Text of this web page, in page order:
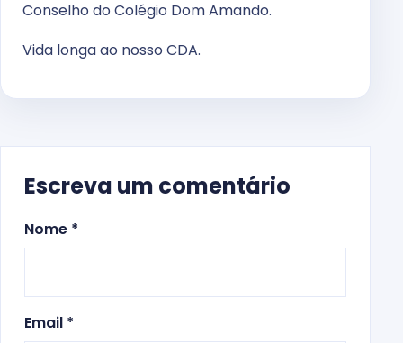
Conselho do Colégio Dom Amando.
Vida longa ao nosso CDA.
Escreva um comentário
Nome *
Email *